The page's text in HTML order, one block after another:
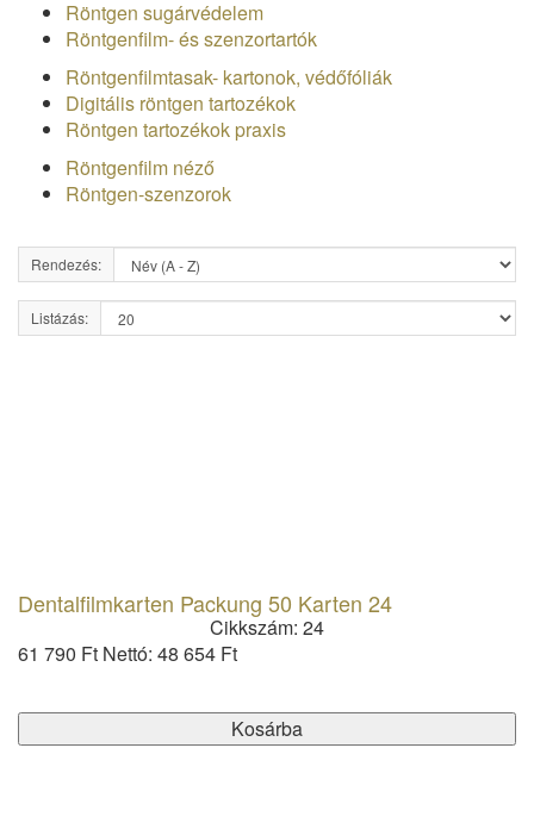
Röntgen sugárvédelem
Röntgenfilm- és szenzortartók
Röntgenfilmtasak- kartonok, védőfóliák
Digitális röntgen tartozékok
Röntgen tartozékok praxis
Röntgenfilm néző
Röntgen-szenzorok
Rendezés:
Listázás:
Dentalfilmkarten Packung 50 Karten 24
Cikkszám: 24
61 790 Ft Nettó: 48 654 Ft
Kosárba